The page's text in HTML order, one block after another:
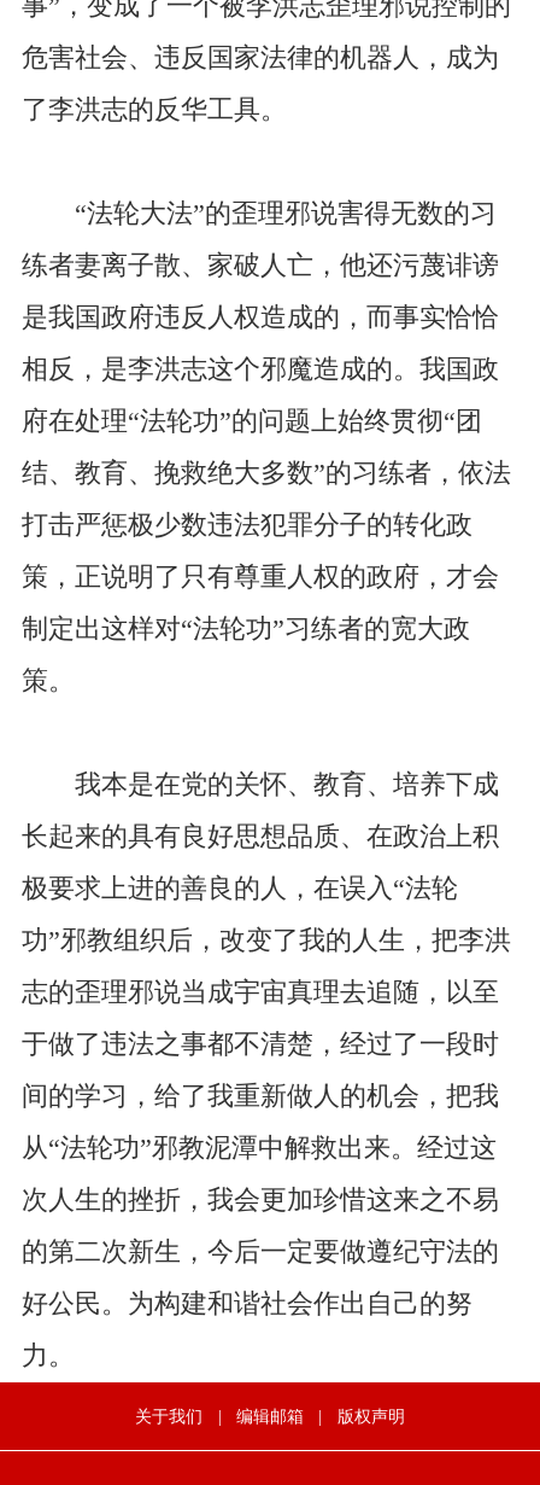
危害社会、违反国家法律的机器人，成为
了李洪志的反华工具。
“法轮大法”的歪理邪说害得无数的习
练者妻离子散、家破人亡，他还污蔑诽谤
是我国政府违反人权造成的，而事实恰恰
相反，是李洪志这个邪魔造成的。我国政
府在处理“法轮功”的问题上始终贯彻“团
结、教育、挽救绝大多数”的习练者，依法
打击严惩极少数违法犯罪分子的转化政
策，正说明了只有尊重人权的政府，才会
制定出这样对“法轮功”习练者的宽大政
策。
我本是在党的关怀、教育、培养下成
长起来的具有良好思想品质、在政治上积
极要求上进的善良的人，在误入“法轮
功”邪教组织后，改变了我的人生，把李洪
志的歪理邪说当成宇宙真理去追随，以至
于做了违法之事都不清楚，经过了一段时
间的学习，给了我重新做人的机会，把我
从“法轮功”邪教泥潭中解救出来。经过这
次人生的挫折，我会更加珍惜这来之不易
的第二次新生，今后一定要做遵纪守法的
好公民。为构建和谐社会作出自己的努
力。
关于我们 | 编辑邮箱 | 版权声明